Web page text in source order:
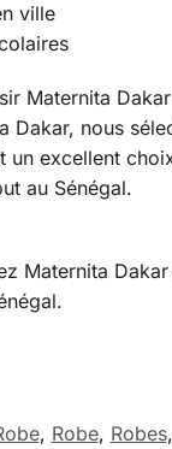
ville
Maternita
Dakar, nous
un excellent
au Sénégal.
Maternita
, Robe, Robes,